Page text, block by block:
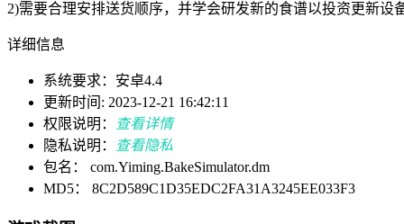
2)需要合理安排送货顺序，并学会研发新的食谱以投资更新设
详细信息
系统要求：安卓4.4
更新时间: 2023-12-21 16:42:11
权限说明：
查看详情
隐私说明：
查看隐私
包名： com.Yiming.BakeSimulator.dm
MD5： 8C2D589C1D35EDC2FA31A3245EE033F3